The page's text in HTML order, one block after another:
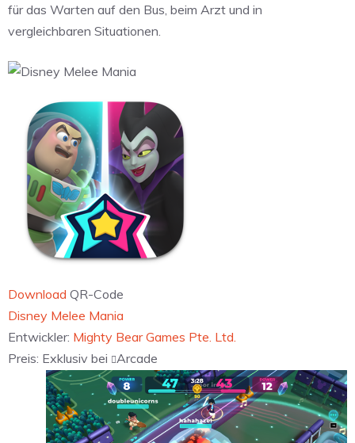
für das Warten auf den Bus, beim Arzt und in
vergleichbaren Situationen.
Download QR-Code
‎Disney Melee Mania
Entwickler: Mighty Bear Games Pte. Ltd.
Preis: Exklusiv bei Arcade